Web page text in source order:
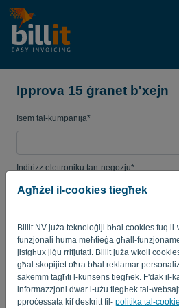
Agħżel il-cookies tiegħek
Billit NV juża teknoloġiji bħal cookies fuq
funzjonali huma meħtieġa għall-
jistgħux jiġu rrifjutati. Billit juża wkoll
għal skopijiet oħra bħal reklamar
sakemm tagħti l-kunsens tiegħek. F'dak il-
informazzjoni dwar l-użu tiegħek tal-
pproċessata kif deskritt fil- politika tal-
Ipprova 15 ġranet b'xejn
Isem tal-kumpanija*
Indirizz elettroniku tan-negozju*
Pajjiż